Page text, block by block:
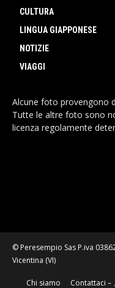
CULTURA
LINGUA GIAPPONESE
NOTIZIE
VIAGGI
Alcune foto provengono
Tutte le altre foto sono
licenza regolamente
© Peresempio Sas P.iva
Vicentina (VI)
Chi siamo Contattaci –